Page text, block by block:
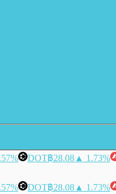
DOT฿28.08 ▲ 1.73%
DOT฿28.08 ▲ 1.73%